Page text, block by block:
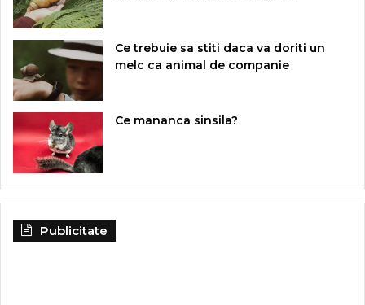
Ce trebuie sa stiti daca va doriti un
melc ca animal de companie
Ce mananca sinsila?
Publicitate